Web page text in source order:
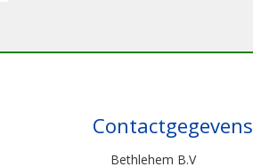
Contactgegevens
Bethlehem B.V